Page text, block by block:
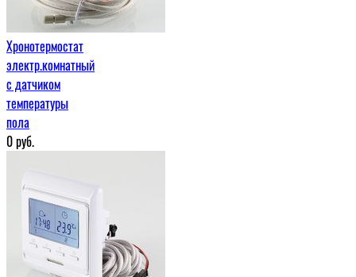
Хронотермостат
электр.комнатный
с датчиком
температуры
пола
0руб.